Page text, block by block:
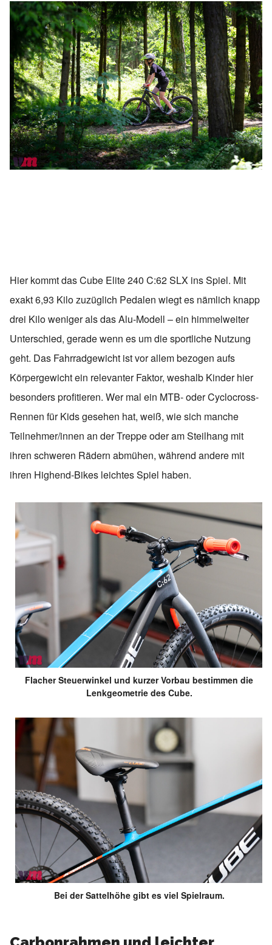
Hier kommt das Cube Elite 240 C:62 SLX ins Spiel. Mit
exakt 6,93 Kilo zuzüglich Pedalen wiegt es nämlich knapp
drei Kilo weniger als das Alu-Modell – ein himmelweiter
Unterschied, gerade wenn es um die sportliche Nutzung
geht. Das Fahrradgewicht ist vor allem bezogen aufs
Körpergewicht ein relevanter Faktor, weshalb Kinder hier
besonders profitieren. Wer mal ein MTB- oder Cyclocross-
Rennen für Kids gesehen hat, weiß, wie sich manche
Teilnehmer/innen an der Treppe oder am Steilhang mit
ihren schweren Rädern abmühen, während andere mit
ihren Highend-Bikes leichtes Spiel haben.
Flacher Steuerwinkel und kurzer Vorbau bestimmen die
Lenkgeometrie des Cube.
Bei der Sattelhöhe gibt es viel Spielraum.